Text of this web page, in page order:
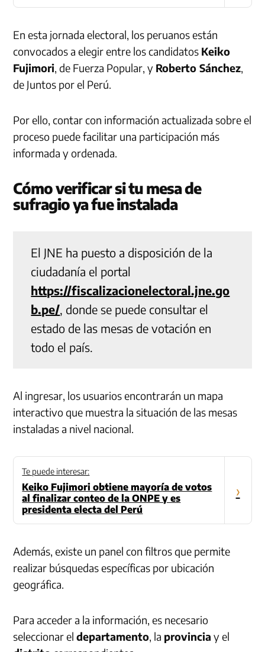
En esta jornada electoral, los peruanos están
convocados a elegir entre los candidatos Keiko
Fujimori, de Fuerza Popular, y Roberto Sánchez,
de Juntos por el Perú.
Por ello, contar con información actualizada sobre el
proceso puede facilitar una participación más
informada y ordenada.
Cómo verificar si tu mesa de
sufragio ya fue instalada
El JNE ha puesto a disposición de la
ciudadanía el portal
https://fiscalizacionelectoral.jne.go
b.pe/, donde se puede consultar el
estado de las mesas de votación en
todo el país.
Al ingresar, los usuarios encontrarán un mapa
interactivo que muestra la situación de las mesas
instaladas a nivel nacional.
Te puede interesar:
Keiko Fujimori obtiene mayoría de votos
al finalizar conteo de la ONPE y es
presidenta electa del Perú
›
Además, existe un panel con filtros que permite
realizar búsquedas específicas por ubicación
geográfica.
Para acceder a la información, es necesario
seleccionar eldepartamento, la provincia y el